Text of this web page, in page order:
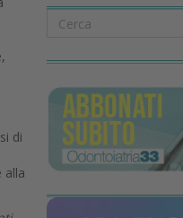
di
alla